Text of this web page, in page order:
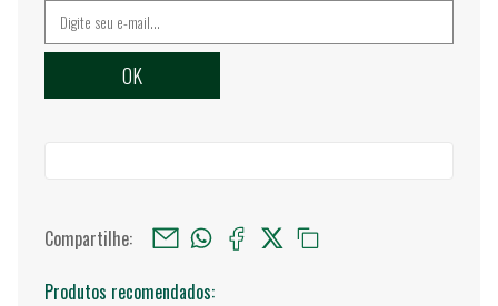
Compartilhe:
Produtos recomendados: